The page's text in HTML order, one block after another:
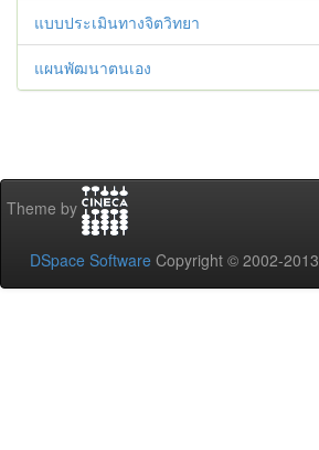
แบบประเมินทางจิตวิทยา
แผนพัฒนาตนเอง
Theme by
DSpace Software Copyright © 2002-2013